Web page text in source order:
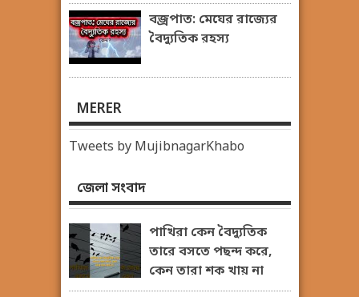
বজ্রপাত: মেঘের রাজ্যের
বৈদ্যুতিক রহস্য
MERER
Tweets by MujibnagarKhabo
জেলা সংবাদ
পাখিরা কেন বৈদ্যুতিক
তারে বসতে পছন্দ করে,
কেন তারা শক খায় না